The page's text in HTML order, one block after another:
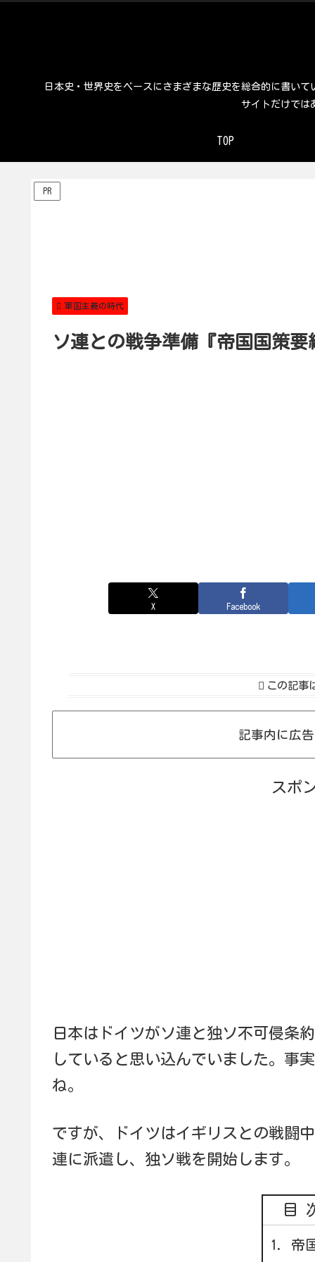
日本史・世界史をベースにさまざまな歴史を総合的に書い
サイトだけでは
TOP
PR
軍国主義の時代
ソ連との戦争準備『帝国国策
X Facebook
この記事
記事内に広
スポ
日本はドイツがソ連と独ソ不可侵条
していると思い込んでいました。事
ね。
ですが、ドイツはイギリスとの戦闘
連に派遣し、独ソ戦を開始します。
目
帝